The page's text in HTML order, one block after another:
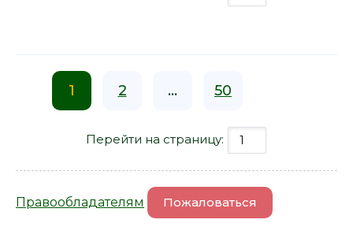
1 2 ... 50
Перейти на страницу:
Правообладателям Пожаловаться